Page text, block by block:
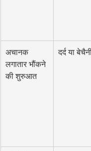
अचानक
लगातार भौंकने
की शुरुआत
दर्द या